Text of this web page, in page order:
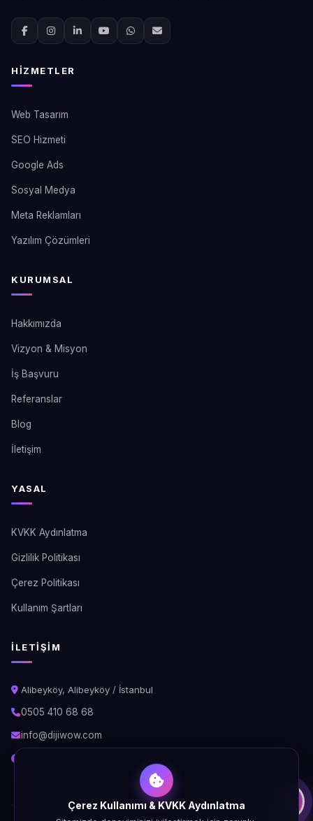
HIZMETLER
Web Tasarım
SEO Hizmeti
Google Ads
Sosyal Medya
Meta Reklamları
Yazılım Çözümleri
KURUMSAL
Hakkımızda
Vizyon & Misyon
İş Başvuru
Referanslar
Blog
İletişim
YASAL
KVKK Aydınlatma
Gizlilik Politikası
Çerez Politikası
Kullanım Şartları
İLETIŞIM
Alibeyköy, Alibeyköy / İstanbul
0505 410 68 68
info@dijiwow.com
Çerez Kullanımı & KVKK Aydınlatma